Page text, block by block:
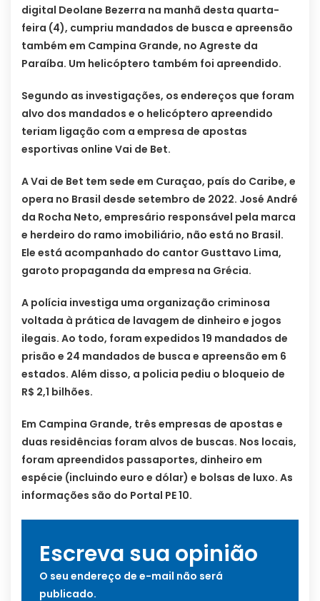
digital Deolane Bezerra na manhã desta quarta-
feira (4), cumpriu mandados de busca e apreensão
também em Campina Grande, no Agreste da
Paraíba. Um helicóptero também foi apreendido.
Segundo as investigações, os endereços que foram
alvo dos mandados e o helicóptero apreendido
teriam ligação com a empresa de apostas
esportivas online Vai de Bet.
A Vai de Bet tem sede em Curaçao, país do Caribe, e
opera no Brasil desde setembro de 2022. José André
da Rocha Neto, empresário responsável pela marca
e herdeiro do ramo imobiliário, não está no Brasil.
Ele está acompanhado do cantor Gusttavo Lima,
garoto propaganda da empresa na Grécia.
A polícia investiga uma organização criminosa
voltada à prática de lavagem de dinheiro e jogos
ilegais. Ao todo, foram expedidos 19 mandados de
prisão e 24 mandados de busca e apreensão em 6
estados. Além disso, a policia pediu o bloqueio de
R$ 2,1 bilhões.
Em Campina Grande, três empresas de apostas e
duas residências foram alvos de buscas. Nos locais,
foram apreendidos passaportes, dinheiro em
espécie (incluindo euro e dólar) e bolsas de luxo. As
informações são do Portal PE 10.
Escreva sua opinião
O seu endereço de e-mail não será
publicado.